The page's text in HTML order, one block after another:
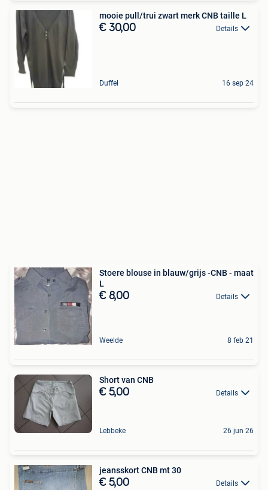
mooie pull/trui zwart merk CNB taille L
€ 30,00 Details
Duffel 16 sep 24
Stoere blouse in blauw/grijs -CNB - maat
L
€ 8,00 Details
Weelde 8 feb 21
Short van CNB
€ 5,00 Details
Lebbeke 26 jun 26
jeansskort CNB mt 30
€ 5,00 Details